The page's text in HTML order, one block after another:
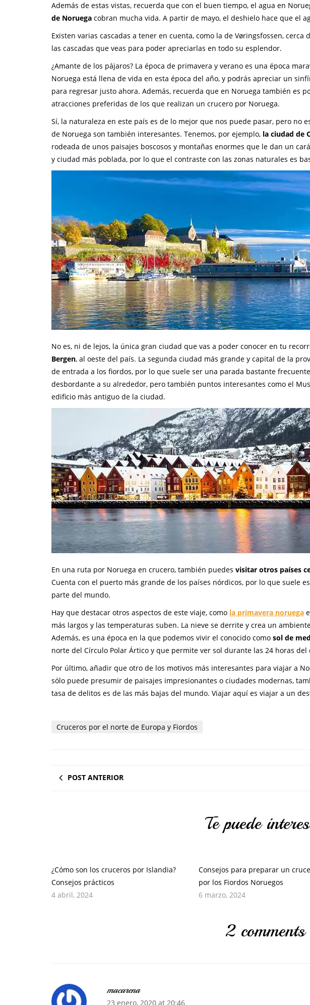
Además de estas vistas, recuerda que con el buen tiempo, el agua en
de Noruega cobran mucha vida. A partir de mayo, el deshielo hace que el
Existen varias cascadas a tener en cuenta, como la de Vøringsfossen,
las cascadas que veas para poder apreciarlas en todo su esplendor.
¿Amante de los pájaros? La época de primavera y verano es una época
Noruega está llena de vida en esta época del año, y podrás apreciar un
para regresar justo ahora. Además, recuerda que en Noruega también es
atracciones preferidas de los que realizan un crucero por Noruega.
Sí, la naturaleza en este país es de lo mejor que nos puede pasar, pero no
de Noruega son también interesantes. Tenemos, por ejemplo, la ciudad de
rodeada de unos paisajes boscosos y montañas enormes que le dan un
y ciudad más poblada, por lo que el contraste con las zonas naturales es
No es, ni de lejos, la única gran ciudad que vas a poder conocer en tu
Bergen, al oeste del país. La segunda ciudad más grande y capital de la
de entrada a los fiordos, por lo que suele ser una parada bastante
desbordante a su alrededor, pero también puntos interesantes como el
edificio más antiguo de la ciudad.
En una ruta por Noruega en crucero, también puedes visitar otros países
Cuenta con el puerto más grande de los países nórdicos, por lo que suele
parte del mundo.
Hay que destacar otros aspectos de este viaje, como la primavera noruega
más largos y las temperaturas suben. La nieve se derrite y crea un
Además, es una época en la que podemos vivir el conocido como sol de
norte del Círculo Polar Ártico y que permite ver sol durante las 24 horas
Por último, añadir que otro de los motivos más interesantes para viajar a
sólo puede presumir de paisajes impresionantes o ciudades modernas,
tasa de delitos es de las más bajas del mundo. Viajar aquí es viajar a un
Cruceros por el norte de Europa y Fiordos
POST ANTERIOR
Te puede
¿Cómo son los cruceros por Islandia?
Consejos prácticos
4 abril, 2024
Consejos para preparar un
por los Fiordos Noruegos
6 marzo, 2024
2 comments
macarena
23 enero, 2020 at 20:46